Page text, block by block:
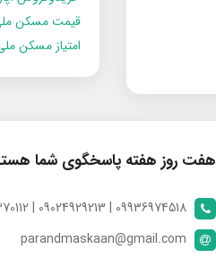
قیمت مسکن
امتیاز مسکن
هفت روز هفته پاسخگوی شما
09936974518 | 09024929213 | 09398370112
parandmaskaan@gmail.com